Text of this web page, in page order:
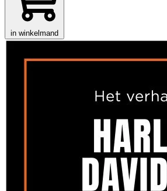
in winkelmand